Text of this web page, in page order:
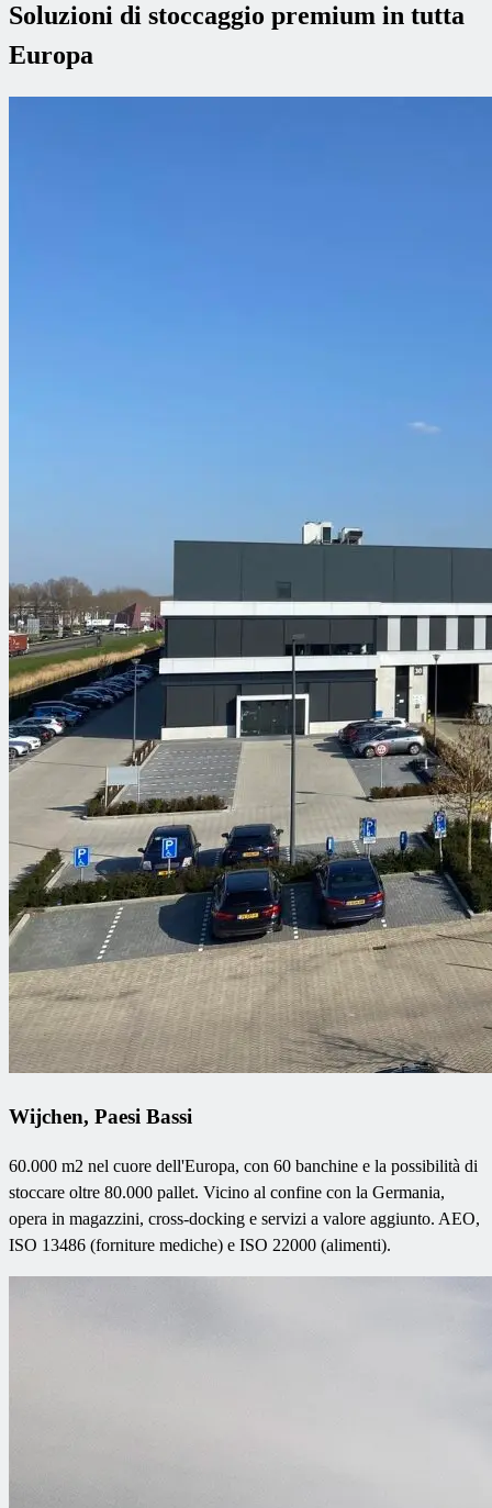
Soluzioni di stoccaggio premium in tutta
Europa
Wijchen, Paesi Bassi
60.000 m2 nel cuore dell'Europa, con 60 banchine e la possibilità di
stoccare oltre 80.000 pallet. Vicino al confine con la Germania,
opera in magazzini, cross-docking e servizi a valore aggiunto. AEO,
ISO 13486 (forniture mediche) e ISO 22000 (alimenti).